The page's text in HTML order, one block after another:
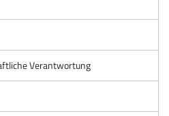
Verantwortung